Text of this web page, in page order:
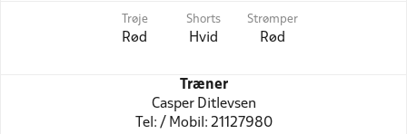
Trøje
Rød
Shorts
Hvid
Strømper
Rød
Træner
Casper Ditlevsen
Tel: / Mobil: 21127980